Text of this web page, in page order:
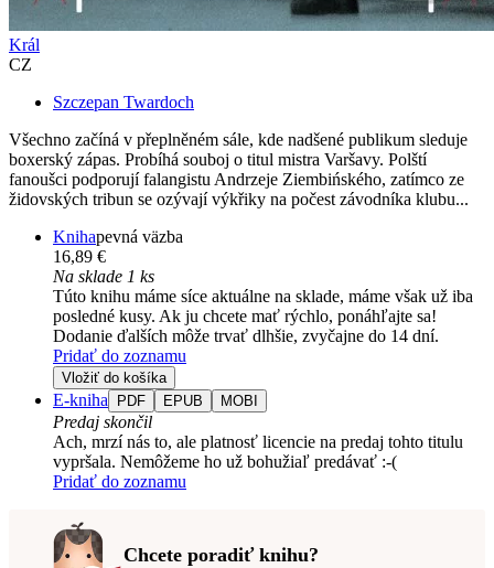
Král
CZ
Szczepan Twardoch
Všechno začíná v přeplněném sále, kde nadšené publikum sleduje
boxerský zápas. Probíhá souboj o titul mistra Varšavy. Polští
fanoušci podporují falangistu Andrzeje Ziembińského, zatímco ze
židovských tribun se ozývají výkřiky na počest závodníka klubu...
Knihapevná väzba
16,89 €
Na sklade 1 ks
Túto knihu máme síce aktuálne na sklade, máme však už iba
posledné kusy. Ak ju chcete mať rýchlo, ponáhľajte sa!
Dodanie ďalších môže trvať dlhšie, zvyčajne do 14 dní.
Pridať do zoznamu
Vložiť do košíka
E-kniha PDF EPUB MOBI
Predaj skončil
Ach, mrzí nás to, ale platnosť licencie na predaj tohto titulu
vypršala. Nemôžeme ho už bohužiaľ predávať :-(
Pridať do zoznamu
Chcete poradiť knihu?